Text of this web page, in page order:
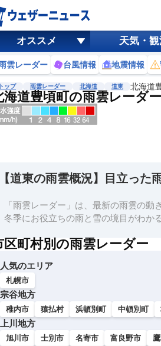
オススメ 天気・観
雲レーダー 台風情報 地震情報
トップ 雨雲レーダー 北海道 道東 北海道
海道豊頃町の雨雲レーダー
【道東の雨雲概況】目立った
「雨雲レーダー」は、最新の雨雲の動
冬季にお役立ちの雨と雪の境目がわか
区町村別の雨雲レーダー
人気のエリア
札幌市
宗谷地方
稚内市 猿払村 浜頓別町 中頓別町
上川地方
旭川市 士別市 名寄市 富良野市